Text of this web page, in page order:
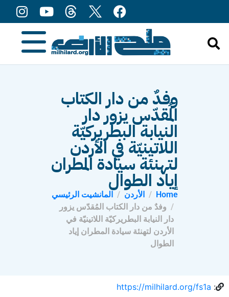
وفدٌ من دار الكتاب
المُقدّس يزور دار
النيابة البطريركيّة
اللاتينيّة في الأردن
لتهنئة سيادة المطران
إياد الطوال
Home الأردن
المانشيت الرئيسي
وفدٌ من دار الكتاب المُقدّس يزور
دار النيابة البطريركيّة اللاتينيّة في
الأردن لتهنئة سيادة المطران إياد
الطوال
:
https://milhilard.org/fs1a